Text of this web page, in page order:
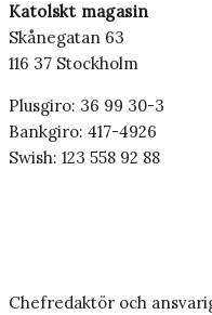
Katolskt magasin
Skånegatan 63
116 37 Stockholm
Plusgiro: 36 99 30-3
Bankgiro: 417-4926
Swish: 123 558 92 88
Chefredaktör och